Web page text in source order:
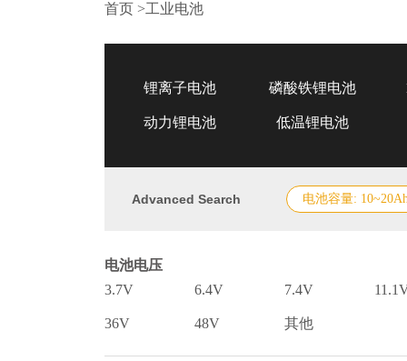
首页 >工业电池
锂离子电池 磷酸铁锂电池
动力锂电池 低温锂电池
Advanced Search 电池容量:
电池电压
3.7V
6.4V 7.4V
36V 48V 其他